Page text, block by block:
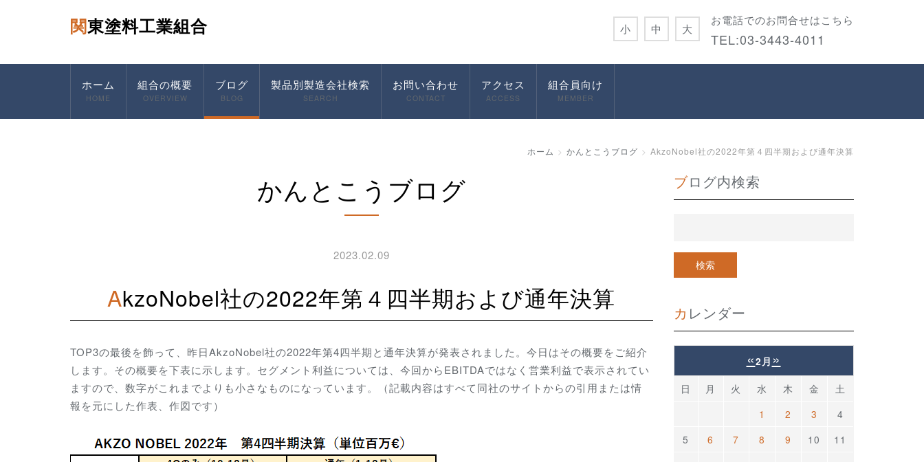
関東塗料工業組合 お電話でのお問合せはこちら
TEL:03-3443-4011
小 中 大
ホーム
HOME
組合の概要
OVERVIEW
ブログ
BLOG
製品別製造会社検索
SEARCH
お問い合わせ
CONTACT
アクセス
ACCESS
組合員向け
MEMBER
ホーム かんとこうブログ AkzoNobel社の2022年第４四半期および通年決算
かんとこうブログ
2023.02.09
AkzoNobel社の2022年第４四半期および通年決算
TOP3の最後を飾って、昨日AkzoNobel社の2022年第4四半期と通年決算が発表されました。今日はその概要をご紹介
します。その概要を下表に示します。セグメント利益については、今回からEBITDAではなく営業利益で表示されてい
ますので、数字がこれまでよりも小さなものになっています。（記載内容はすべて同社のサイトからの引用または情
報を元にした作表、作図です）
ブログ内検索
カレンダー
«2月 »
日 月 火 水 木 金
土
1
2 3
4
5
6 7 8 9 10
11